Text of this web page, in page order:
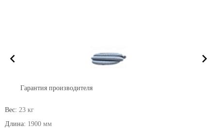
Гарантия производителя
Вес: 23 кг
Длина: 1900 мм